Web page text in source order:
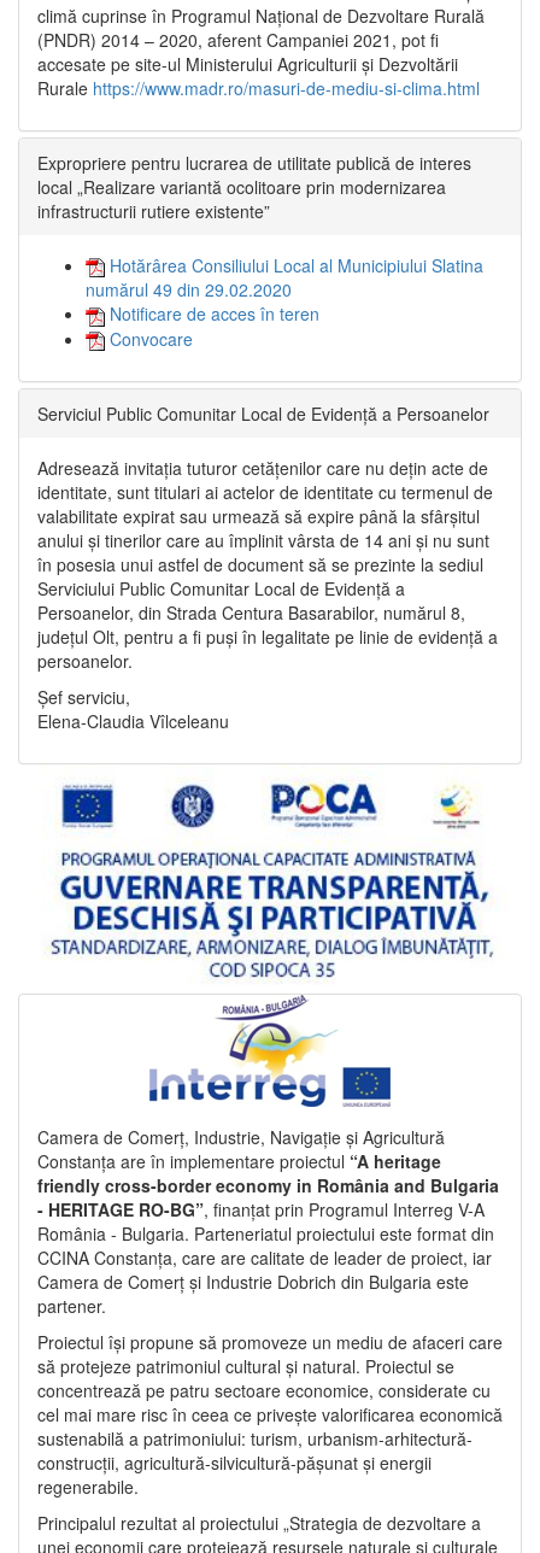
climă cuprinse în Programul Național de Dezvoltare Rurală
(PNDR) 2014 – 2020, aferent Campaniei 2021, pot fi
accesate pe site-ul Ministerului Agriculturii și Dezvoltării
Rurale https://www.madr.ro/masuri-de-mediu-si-clima.html
Expropriere pentru lucrarea de utilitate publică de interes
local „Realizare variantă ocolitoare prin modernizarea
infrastructurii rutiere existente”
Hotărârea Consiliului Local al Municipiului Slatina
numărul 49 din 29.02.2020
Notificare de acces în teren
Convocare
Serviciul Public Comunitar Local de Evidență a Persoanelor
Adresează invitația tuturor cetățenilor care nu dețin acte de
identitate, sunt titulari ai actelor de identitate cu termenul de
valabilitate expirat sau urmează să expire până la sfârșitul
anului și tinerilor care au împlinit vârsta de 14 ani și nu sunt
în posesia unui astfel de document să se prezinte la sediul
Serviciului Public Comunitar Local de Evidență a
Persoanelor, din Strada Centura Basarabilor, numărul 8,
județul Olt, pentru a fi puși în legalitate pe linie de evidență a
persoanelor.
Șef serviciu,
Elena-Claudia Vîlceleanu
Camera de Comerț, Industrie, Navigație și Agricultură
Constanța are în implementare proiectul “A heritage
friendly cross-border economy in România and Bulgaria
- HERITAGE RO-BG”, finanțat prin Programul Interreg V-A
România - Bulgaria. Parteneriatul proiectului este format din
CCINA Constanța, care are calitate de leader de proiect, iar
Camera de Comerț și Industrie Dobrich din Bulgaria este
partener.
Proiectul își propune să promoveze un mediu de afaceri care
să protejeze patrimoniul cultural și natural. Proiectul se
concentrează pe patru sectoare economice, considerate cu
cel mai mare risc în ceea ce privește valorificarea economică
sustenabilă a patrimoniului: turism, urbanism-arhitectură-
construcții, agricultură-silvicultură-pășunat și energii
regenerabile.
Principalul rezultat al proiectului „Strategia de dezvoltare a
unei economii care protejează resursele naturale și culturale